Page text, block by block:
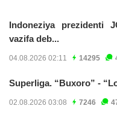
Indoneziya prezidenti
vazifa deb...
04.08.2026 02:11 14295
Superliga. “Buxoro” -
02.08.2026 03:08 7246